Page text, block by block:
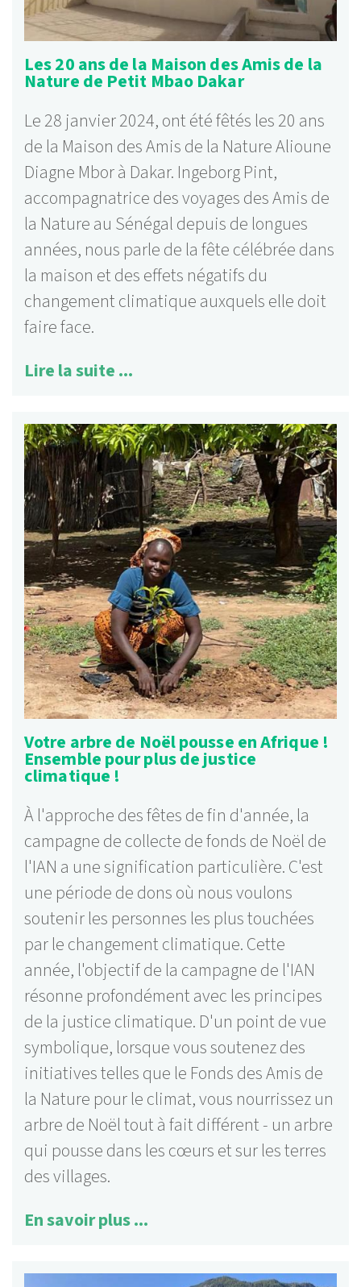
125 activités
Lire la suite ...
Les 20 ans de la Maison des Amis de la
Nature de Petit Mbao Dakar
Le 28 janvier 2024, ont été fêtés les 20 ans
de la Maison des Amis de la Nature Alioune
Diagne Mbor à Dakar. Ingeborg Pint,
accompagnatrice des voyages des Amis de
la Nature au Sénégal depuis de longues
années, nous parle de la fête célébrée dans
la maison et des effets négatifs du
changement climatique auxquels elle doit
faire face.
Lire la suite ...
Votre arbre de Noël pousse en Afrique !
Ensemble pour plus de justice
climatique !
À l'approche des fêtes de fin d'année, la
campagne de collecte de fonds de Noël de
l'IAN a une signification particulière. C'est
une période de dons où nous voulons
soutenir les personnes les plus touchées
par le changement climatique. Cette
année, l'objectif de la campagne de l'IAN
résonne profondément avec les principes
de la justice climatique. D'un point de vue
symbolique, lorsque vous soutenez des
initiatives telles que le Fonds des Amis de
la Nature pour le climat, vous nourrissez un
arbre de Noël tout à fait différent - un arbre
qui pousse dans les cœurs et sur les terres
des villages.
En savoir plus ...